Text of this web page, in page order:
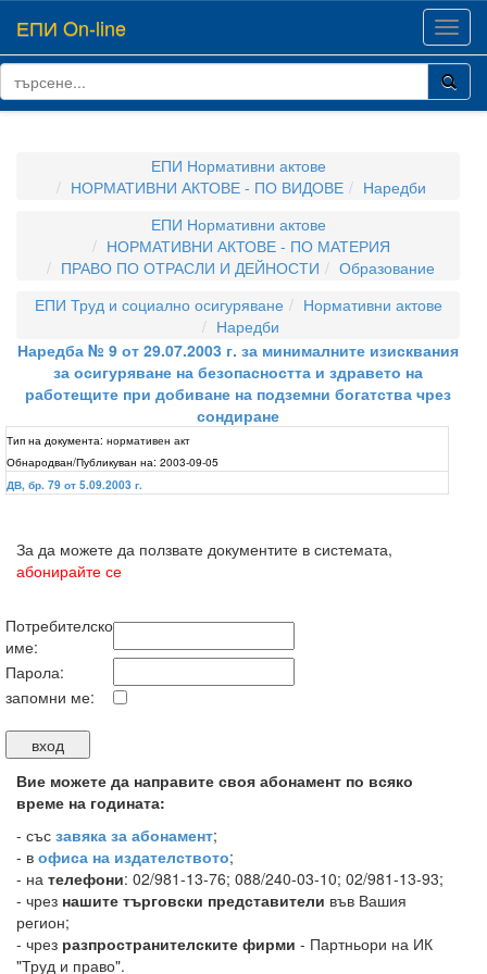
ЕПИ On-line
ЕПИ Нормативни актове
НОРМАТИВНИ АКТОВЕ - ПО ВИДОВЕ
Наредби
ЕПИ Нормативни актове
НОРМАТИВНИ АКТОВЕ - ПО МАТЕРИЯ
ПРАВО ПО ОТРАСЛИ И ДЕЙНОСТИ
Образование
ЕПИ Труд и социално осигуряване
Нормативни актове
Наредби
Наредба № 9 от 29.07.2003 г. за минималните изисквания
за осигуряване на безопасността и здравето на
работещите при добиване на подземни богатства чрез
сондиране
Тип на документа: нормативен акт
Обнародван/Публикуван на: 2003-09-05
ДВ, бр. 79 от 5.09.2003 г.
За да можете да ползвате документите в системата,
абонирайте се
Потребителско
име:
Парола:
запомни ме:
Вие можете да направите своя абонамент по всяко
време на годината:
- със завяка за абонамент;
- в офиса на издателството;
- на телефони: 02/981-13-76; 088/240-03-10; 02/981-13-93;
- чрез нашите търговски представители във Вашия
регион;
- чрез разпространителските фирми - Партньори на ИК
"Труд и право".